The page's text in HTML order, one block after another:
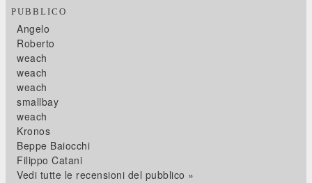
PUBBLICO
Angelo
Roberto
weach
weach
weach
smallbay
weach
Kronos
Beppe Baiocchi
Filippo Catani
Vedi tutte le recensioni del pubblico »